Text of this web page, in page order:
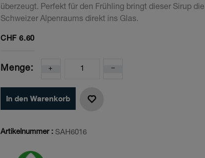
überzeugt. Perfekt für den Frühling bringt dieser Sirup
Schweizer Alpenraums direkt ins Glas.
CHF6.60
Menge:
In den Warenkorb
Artikelnummer : SAH6016